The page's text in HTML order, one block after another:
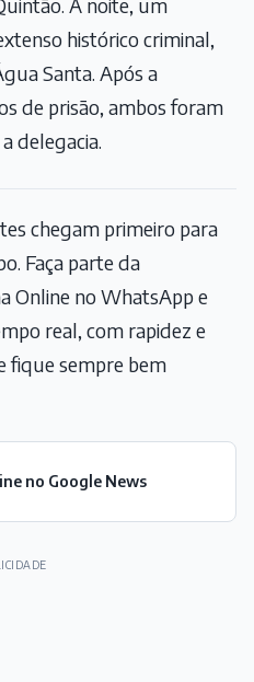
À noite, um
histórico criminal,
Santa. Após a
de prisão, ambos foram
delegacia.
chegam primeiro para
Faça parte da
Online no WhatsApp e
real, com rapidez e
fique sempre bem
no Google News